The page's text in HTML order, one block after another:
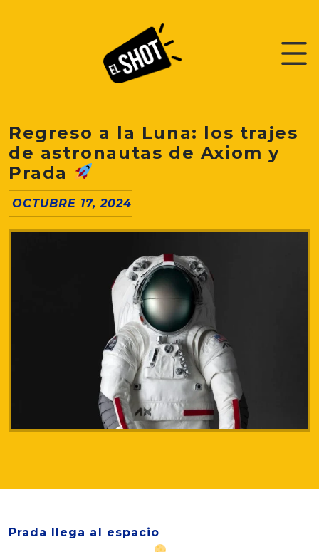
Regreso a la Luna: los trajes
de astronautas de Axiom y
Prada
OCTUBRE 17, 2024
Prada llega al espacio